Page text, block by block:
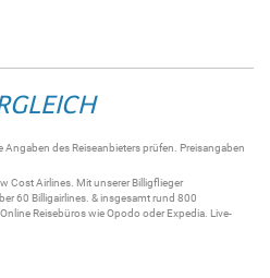
des Reiseanbieters prüfen. Preisangaben
Cost Airlines. Mit unsererBilligflieger
60 Billigairlines . & insgesamt rund 800
Reisebüros wie Opodo oder Expedia. Live-